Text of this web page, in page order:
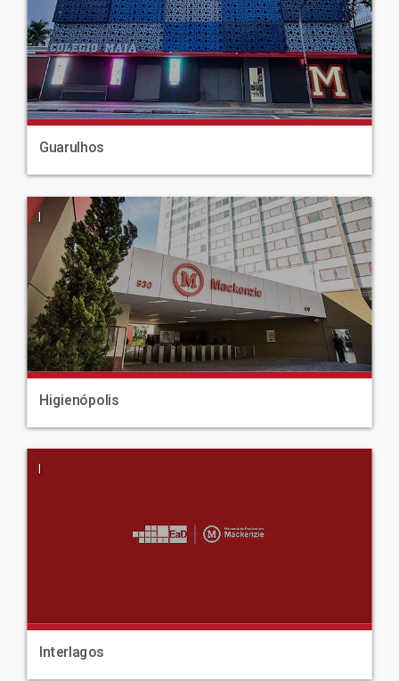
Guarulhos
|
Higienópolis
|
Interlagos